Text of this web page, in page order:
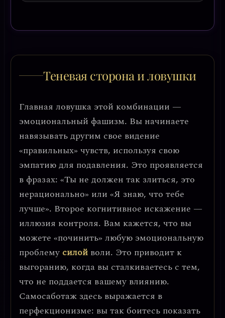
Теневая сторона и ловушки
Главная ловушка этой комбинации —
эмоциональный фашизм. Вы начинаете
навязывать другим свое видение
«правильных» чувств, используя свою
эмпатию для подавления. Это проявляется
в фразах: «Ты не должен так злиться, это
нерационально» или «Я знаю, что тебе
лучше». Второе когнитивное искажение —
иллюзия контроля. Вам кажется, что вы
можете «починить» любую эмоциональную
проблему силой воли. Это приводит к
выгоранию, когда вы сталкиваетесь с тем,
что не поддается вашему влиянию.
Самосаботаж здесь выражается в
перфекционизме: вы так боитесь показать